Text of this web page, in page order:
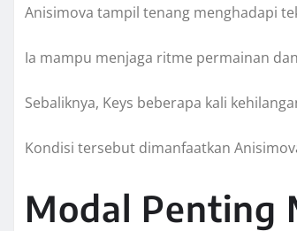
Anisimova tampil tenang menghadapi
Ia mampu menjaga ritme permainan
Sebaliknya, Keys beberapa kali
Kondisi tersebut dimanfaatkan
Modal Penting